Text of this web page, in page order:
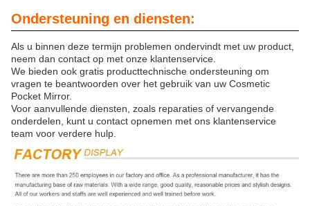
Ondersteuning en diensten:
Als u binnen deze termijn problemen ondervindt met uw product,
neem dan contact op met onze klantenservice.
We bieden ook gratis producttechnische ondersteuning om
vragen te beantwoorden over het gebruik van uw Cosmetic
Pocket Mirror.
Voor aanvullende diensten, zoals reparaties of vervangende
onderdelen, kunt u contact opnemen met ons klantenservice
team voor verdere hulp.